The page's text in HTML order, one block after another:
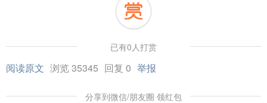
已有0人打赏
阅读原文 浏览 35345 回复 0 举报
分享到微信/朋友圈 领红包